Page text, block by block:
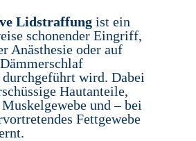
Lidstraffung ist ein
schonender Eingriff,
Anästhesie oder auf
wird. Dabei
Hautanteile,
und – bei
Fettgewebe